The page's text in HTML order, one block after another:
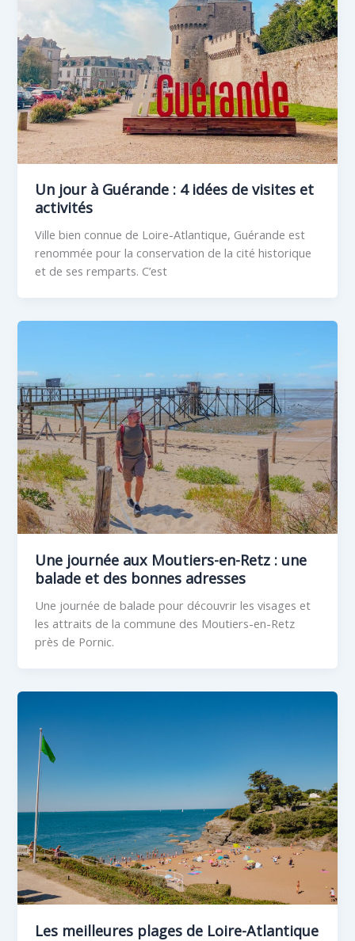
Un jour à Guérande : 4 idées de visites et
activités
Ville bien connue de Loire-Atlantique, Guérande est
renommée pour la conservation de la cité historique
et de ses remparts. C’est
Une journée aux Moutiers-en-Retz : une
balade et des bonnes adresses
Une journée de balade pour découvrir les visages et
les attraits de la commune des Moutiers-en-Retz
près de Pornic.
Les meilleures plages de Loire-Atlantique